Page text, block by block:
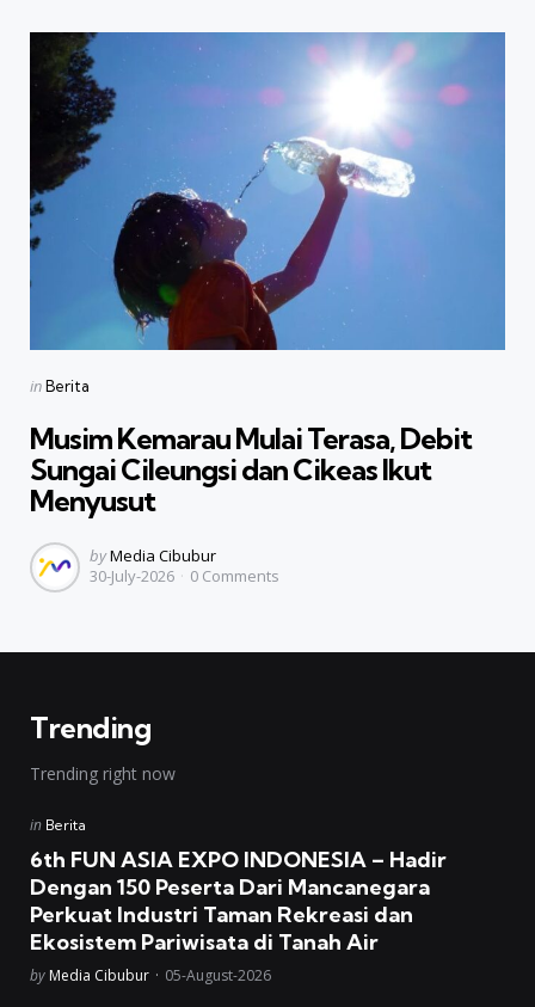
Categories
Posted
inBerita
Musim Kemarau Mulai Terasa, Debit
Sungai Cileungsi dan Cikeas Ikut
Menyusut
Posted
by
byMedia Cibubur
30-July-2026
0 Comments
Trending
Trending right now
Posted
in Berita
6th FUN ASIA EXPO INDONESIA – Hadir
Dengan 150 Peserta Dari Mancanegara
Perkuat Industri Taman Rekreasi dan
Ekosistem Pariwisata di Tanah Air
Posted
by Media Cibubur 05-August-2026